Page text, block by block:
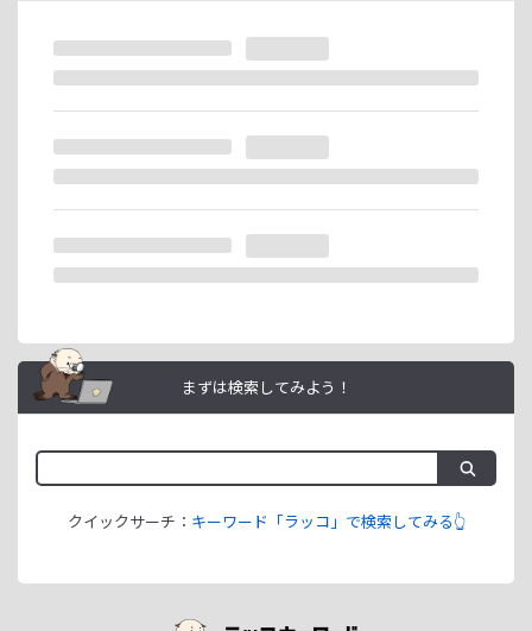
※ラッコIDの重複登録と思われる場合は、成果が発生いたし
ません。
ラッコIDアフィリエイトは、「ユーザー情報」「銀行口座情
報」をご登録いただくことで即日ご利用開始いただけます。
まずは検索してみよう！
クイックサーチ： キーワード「ラッコ」で検索してみる👆